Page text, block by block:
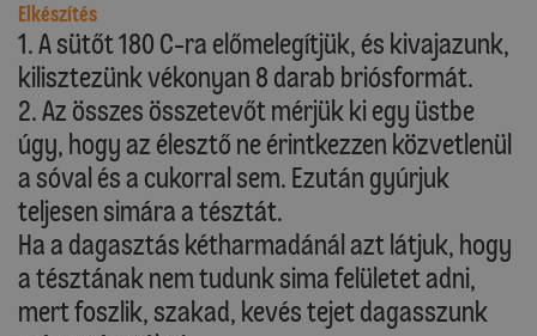
Elkészítés
1. A sütőt 180 C-ra előmelegítjük, és kivajazunk,
kilisztezünk vékonyan 8 darab briósformát.
2. Az összes összetevőt mérjük ki egy üstbe
úgy, hogy az élesztő ne érintkezzen közvetlenül
a sóval és a cukorral sem. Ezután gyúrjuk
teljesen simára a tésztát.
Ha a dagasztás kétharmadánál azt látjuk, hogy
a tésztának nem tudunk sima felületet adni,
mert foszlik, szakad, kevés tejet dagasszunk